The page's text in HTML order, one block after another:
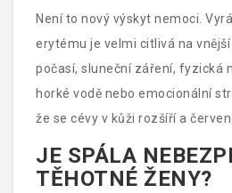
Není to nový výskyt nemoci.
erytému je velmi citlivá na
počasí, sluneční záření, fyzická
horké vodě nebo emocionální
že se cévy v kůži rozšíří a
objasní. Obvykle po několika
vyblednou. Tento cyklus se
JE SPÁLA
TĚHOTNÉ ŽENY?